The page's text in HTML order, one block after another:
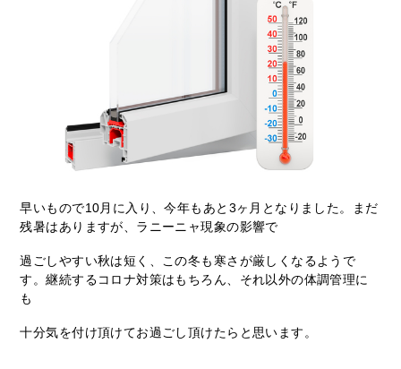
早いもので10月に入り、今年もあと3ヶ月となりました。まだ
残暑はありますが、ラニーニャ現象の影響で
過ごしやすい秋は短く、この冬も寒さが厳しくなるようで
す。継続するコロナ対策はもちろん、それ以外の体調管理に
も
十分気を付け頂けてお過ごし頂けたらと思います。